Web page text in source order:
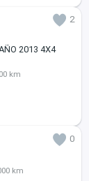
2
2013 4X4
km
0
km